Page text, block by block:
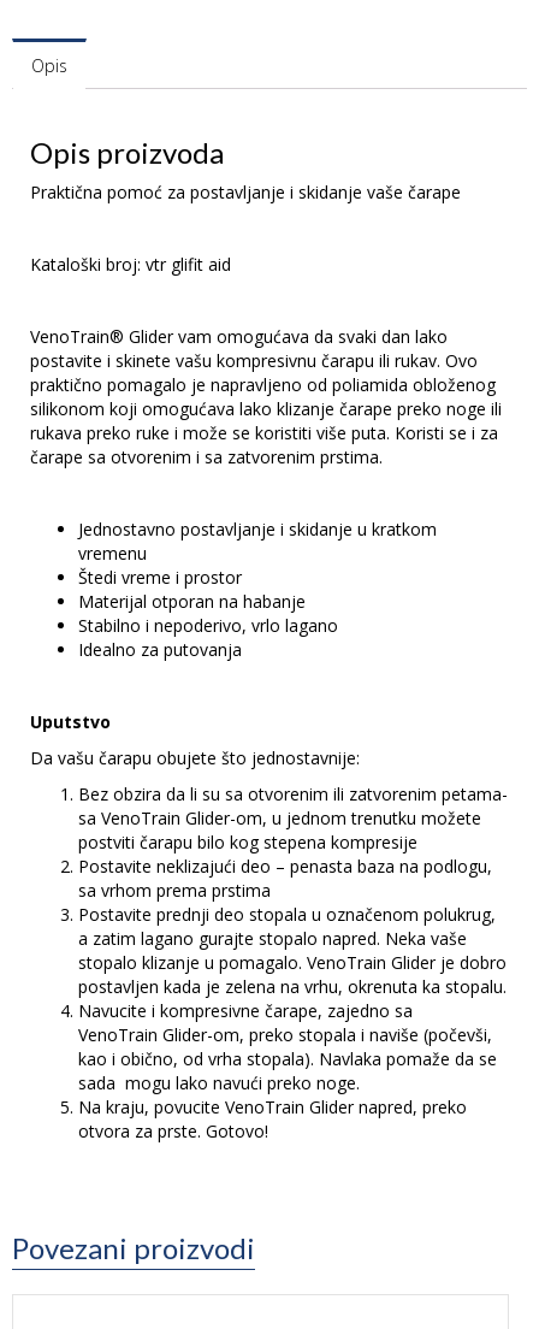
Opis
Opis proizvoda
Praktična pomoć za postavljanje i skidanje vaše čarape
Kataloški broj: vtr glifit aid
VenoTrain® Glider vam omogućava da svaki dan lako
postavite i skinete vašu kompresivnu čarapu ili rukav. Ovo
praktično pomagalo je napravljeno od poliamida obloženog
silikonom koji omogućava lako klizanje čarape preko noge ili
rukava preko ruke i može se koristiti više puta. Koristi se i za
čarape sa otvorenim i sa zatvorenim prstima.
Jednostavno postavljanje i skidanje u kratkom
vremenu
Štedi vreme i prostor
Materijal otporan na habanje
Stabilno i nepoderivo, vrlo lagano
Idealno za putovanja
Uputstvo
Da vašu čarapu obujete što jednostavnije:
Bez obzira da li su sa otvorenim ili zatvorenim petama-
sa VenoTrain Glider-om, u jednom trenutku možete
postviti čarapu bilo kog stepena kompresije
Postavite neklizajući deo – penasta baza na podlogu,
sa vrhom prema prstima
Postavite prednji deo stopala u označenom polukrug,
a zatim lagano gurajte stopalo napred. Neka vaše
stopalo klizanje u pomagalo. VenoTrain Glider je dobro
postavljen kada je zelena na vrhu, okrenuta ka stopalu.
Navucite i kompresivne čarape, zajedno sa
VenoTrain Glider-om, preko stopala i naviše (počevši,
kao i obično, od vrha stopala). Navlaka pomaže da se
sada mogu lako navući preko noge.
Na kraju, povucite VenoTrain Glider napred, preko
otvora za prste. Gotovo!
Povezani proizvodi